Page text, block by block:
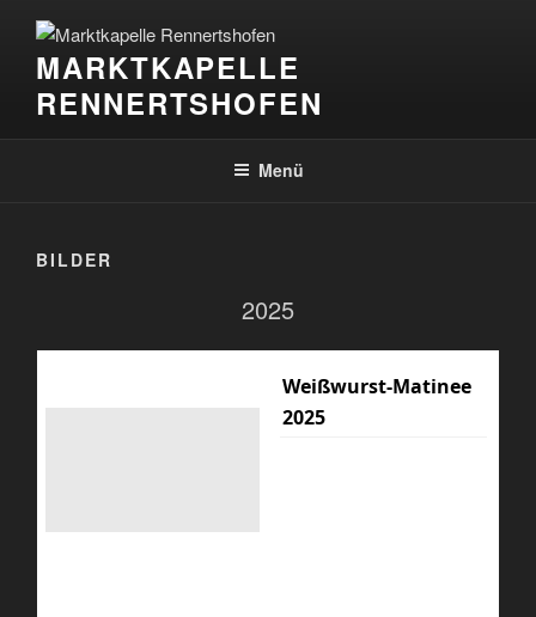
Inhalt
springenMARKTKAPELLE
RENNERTSHOFEN
Menü
BILDER
2025
Weißwurst-Matinee
2025